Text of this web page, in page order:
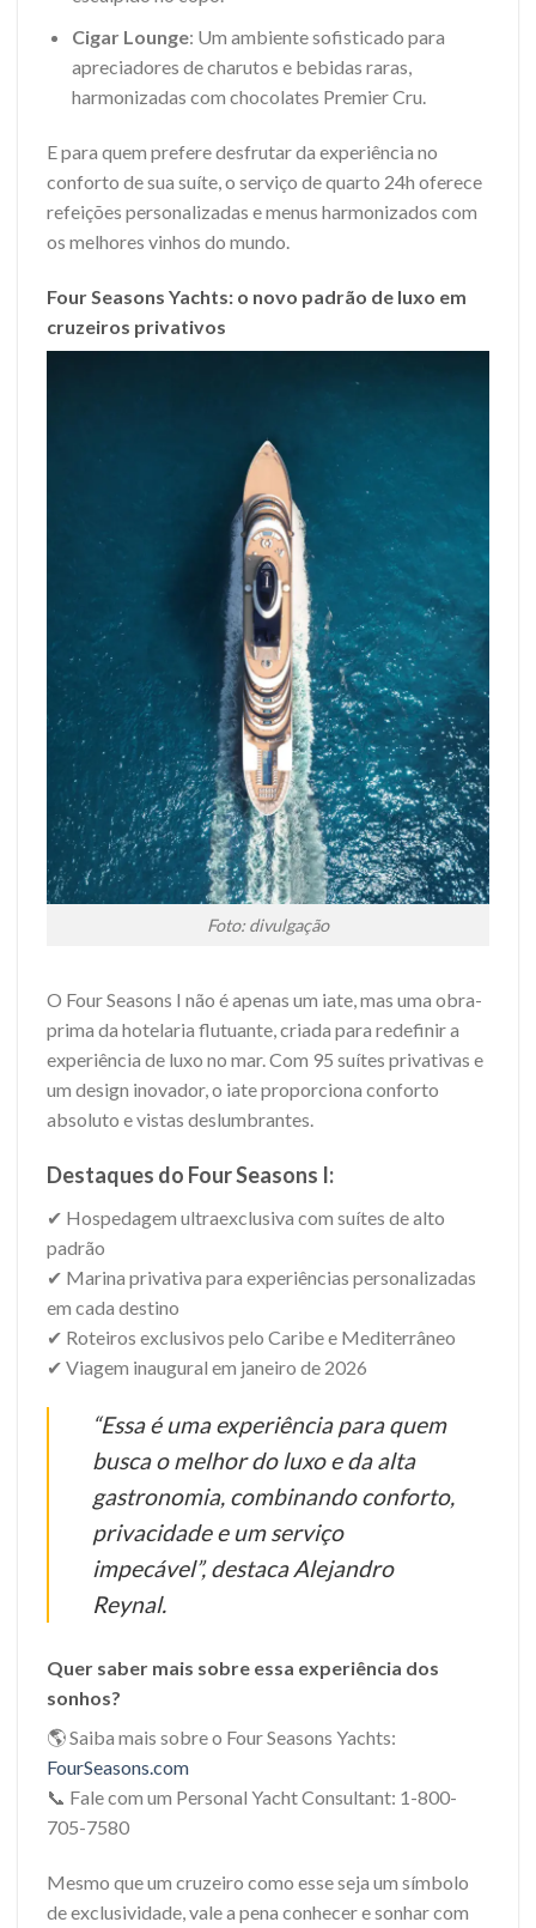
Cigar Lounge: Um ambiente sofisticado para
apreciadores de charutos e bebidas raras,
harmonizadas com chocolates Premier Cru.
E para quem prefere desfrutar da experiência no
conforto de sua suíte, o serviço de quarto 24h oferece
refeições personalizadas e menus harmonizados com
os melhores vinhos do mundo.
Four Seasons Yachts: o novo padrão de luxo em
cruzeiros privativos
Foto: divulgação
O Four Seasons I não é apenas um iate, mas uma obra-
prima da hotelaria flutuante, criada para redefinir a
experiência de luxo no mar. Com 95 suítes privativas e
um design inovador, o iate proporciona conforto
absoluto e vistas deslumbrantes.
Destaques do Four Seasons I:
✔ Hospedagem ultraexclusiva com suítes de alto
padrão
✔ Marina privativa para experiências personalizadas
em cada destino
✔ Roteiros exclusivos pelo Caribe e Mediterrâneo
✔ Viagem inaugural em janeiro de 2026
“Essa é uma experiência para quem
busca o melhor do luxo e da alta
gastronomia, combinando conforto,
privacidade e um serviço
impecável”, destaca Alejandro
Reynal.
Quer saber mais sobre essa experiência dos
sonhos?
🌎 Saiba mais sobre o Four Seasons Yachts:
FourSeasons.com
📞 Fale com um Personal Yacht Consultant: 1-800-
705-7580
Mesmo que um cruzeiro como esse seja um símbolo
de exclusividade, vale a pena conhecer e sonhar com